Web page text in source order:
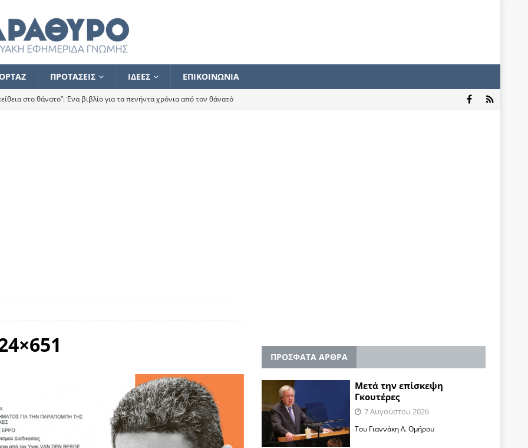
ΠΡΟΤΑΣΕΙΣ ΙΔΕΕΣ ΕΠΙΚΟΙΝΩΝΙΑ
στο θάνατο”: Ένα βιβλίο για τα πενήντα χρόνια από τον θάνατό
Α. Σαμαράς: παλαιοί παίκτες και νέοι σε νέους ρόλους
ΑΠΟΨΕΙΣ
ΠΡΟΣΦΑΤΑ ΑΡΘΡΑ
Μετά την επίσκεψη
Γκουτέρες
7 Αυγούστου 2026
Του Γιαννάκη Λ. Ομήρου